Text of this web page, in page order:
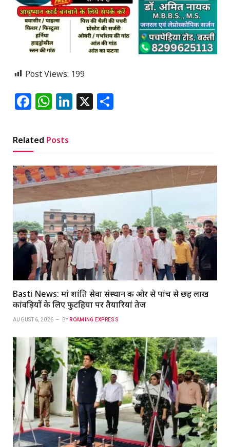
Post Views: 199
Facebook
WhatsApp
LinkedIn
X
Related Posts
Basti News: मां शांति सेवा संस्थान की ओर से पांच से छह लाख
कांवड़ियों के लिए फुटहिया पर तैयारियां तेज
AUGUST 6, 2026 BY ROAMING EXPRESS